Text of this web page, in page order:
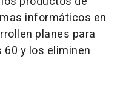
informáticos en
planes para
y los eliminen